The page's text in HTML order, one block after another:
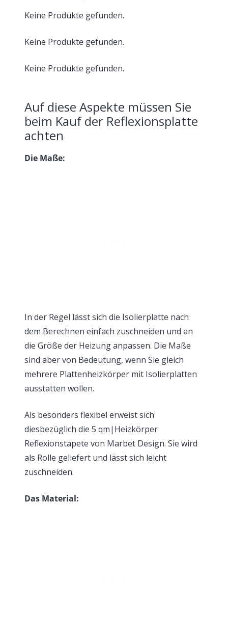
Keine Produkte gefunden.
Keine Produkte gefunden.
Keine Produkte gefunden.
Auf diese Aspekte müssen Sie
beim Kauf der Reflexionsplatte
achten
Die Maße:
In der Regel lässt sich die Isolierplatte nach
dem Berechnen einfach zuschneiden und an
die Größe der Heizung anpassen. Die Maße
sind aber von Bedeutung, wenn Sie gleich
mehrere Plattenheizkörper mit Isolierplatten
ausstatten wollen.
Als besonders flexibel erweist sich
diesbezüglich die 5 qm|Heizkörper
Reflexionstapete von Marbet Design. Sie wird
als Rolle geliefert und lässt sich leicht
zuschneiden.
Das Material: